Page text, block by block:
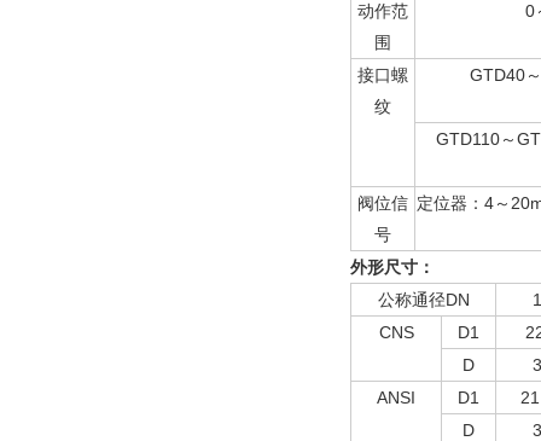
动作范
围
0
接口螺
纹
GTD40
GTD110～
阀位信
号
定位器：4～
外形尺寸：
公称通径DN
CNS
D1
D
ANSI
D1
D